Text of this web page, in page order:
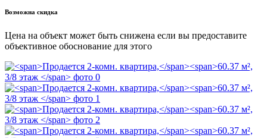
Возможна скидка
Цена на объект может быть снижена если вы предоставите
объективное обоснование для этого